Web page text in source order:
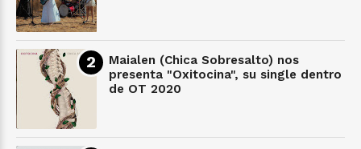
Maialen (Chica Sobresalto) nos
presenta "Oxitocina", su single dentro
de OT 2020